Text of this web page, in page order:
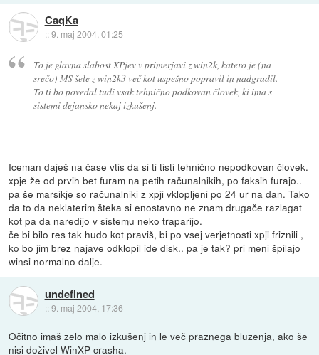
CaqKa
::9. maj 2004, 01:25
To je glavna slabost XPjev v primerjavi z win2k, katero je (na
srečo) MS šele z win2k3 več kot uspešno popravil in nadgradil.
To ti bo povedal tudi vsak tehnično podkovan človek, ki ima s
sistemi dejansko nekaj izkušenj.
Iceman daješ na čase vtis da si ti tisti tehnično nepodkovan človek.
xpje že od prvih bet furam na petih računalnikih, po faksih furajo..
pa še marsikje so računalniki z xpji vklopljeni po 24 ur na dan. Tako
da to da neklaterim šteka si enostavno ne znam drugače razlagat
kot pa da naredijo v sistemu neko traparijo.
če bi bilo res tak hudo kot praviš, bi po vsej verjetnosti xpji friznili ,
ko bo jim brez najave odklopil ide disk.. pa je tak? pri meni špilajo
winsi normalno dalje.
undefined
::9. maj 2004, 17:36
Očitno imaš zelo malo izkušenj in le več praznega bluzenja, ako še
nisi doživel WinXP crasha.